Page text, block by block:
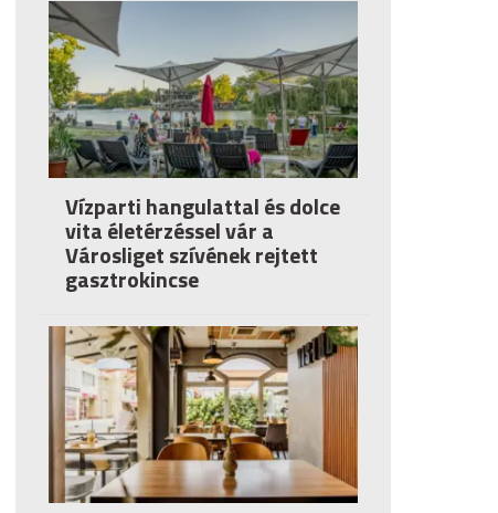
Vízparti hangulattal és dolce
vita életérzéssel vár a
Városliget szívének rejtett
gasztrokincse